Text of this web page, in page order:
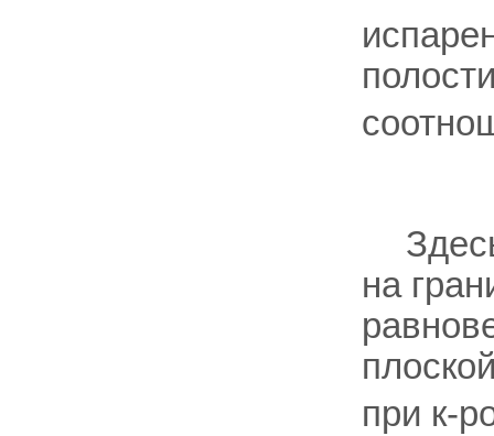
на
при к-